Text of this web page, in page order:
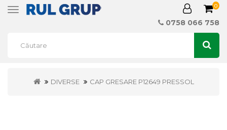
Toggle
0
0758 066 758
DIVERSE CAP GRESARE P12649 PRESSOL